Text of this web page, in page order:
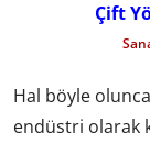
Çift
Hal böyle
endüstri olarak